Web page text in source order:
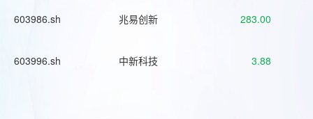
603986.sh 兆易创新 283.00
603996.sh 中新科技 3.88